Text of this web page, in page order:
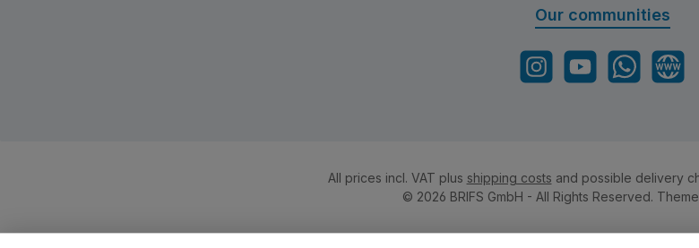
Our communities
InstagramYouTube WhatsAppWebsite
All prices incl. VAT plus shipping costs and possible delivery
© 2026 BRIFS GmbH - All Rights Reserved.